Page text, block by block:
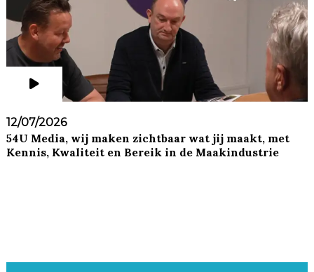
12/07/2026
54U Media, wij maken zichtbaar wat jij maakt, met
Kennis, Kwaliteit en Bereik in de Maakindustrie